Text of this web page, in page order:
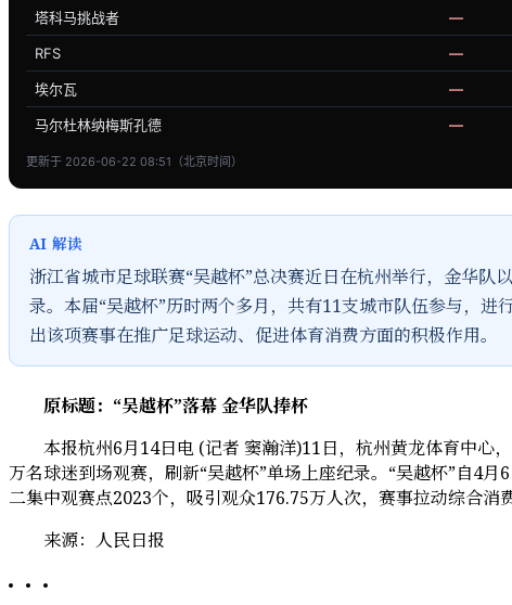
塔科马挑战者 —
RFS —
埃尔瓦 —
马尔杜林纳梅斯孔德 —
更新于 2026-06-22 08:51（北京时间）
AI 解读
浙江省城市足球联赛“吴越杯”总决赛近日在杭州举行，金华
录。本届“吴越杯”历时两个多月，共有11支城市队伍参与，
出该项赛事在推广足球运动、促进体育消费方面的积极作用。
原标题：“吴越杯”落幕 金华队捧杯
本报杭州6月14日电 (记者 窦瀚洋)11日，杭州黄龙体育中心
万名球迷到场观赛，刷新“吴越杯”单场上座纪录。“吴越杯”自4
二集中观赛点2023个，吸引观众176.75万人次，赛事拉动综合消
来源：人民日报